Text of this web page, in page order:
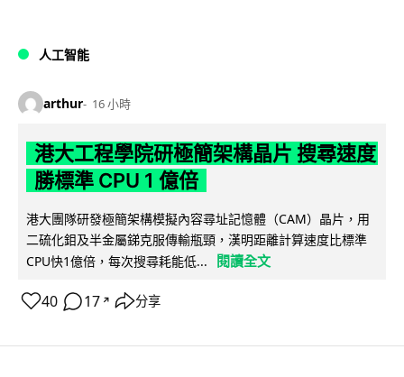
人工智能
arthur 16 小時
港大工程學院研極簡架構晶片 搜尋速度
勝標準 CPU 1 億倍
港大團隊研發極簡架構模擬內容尋址記憶體（CAM）晶片，用
二硫化鉬及半金屬銻克服傳輸瓶頸，漢明距離計算速度比標準
CPU快1億倍，每次搜尋耗能低...
閱讀全文
40 17 ↗ 分享